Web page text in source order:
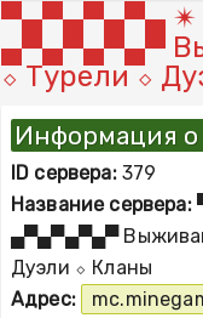
▀▄▀▄▀▄▀▄ ✴
▄▀▄▀▄▀▄▀
⬦ Турели ⬦
Информация о
ID сервера:379
Название сервера:
▄▀▄▀▄▀▄▀
Дуэли ⬦ Кланы
Адрес: